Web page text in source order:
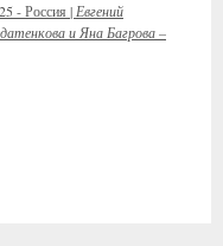
- Россия | Евгений
и Яна Багрова –